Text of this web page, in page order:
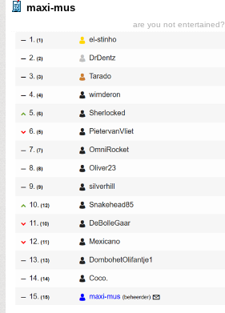
maxi-mus
are you not entertained?